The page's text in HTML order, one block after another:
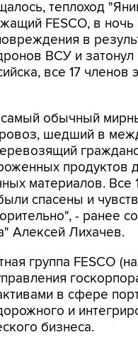
теплоход
FESCO, в ночь
в
ВСУ и затонул
все 17 членов
обычный
шедший в
продуктов
материалов. Все
спасены и
- ранее
Алексей Лихачев.
группа FESCO
в сфере
и
бизнеса.